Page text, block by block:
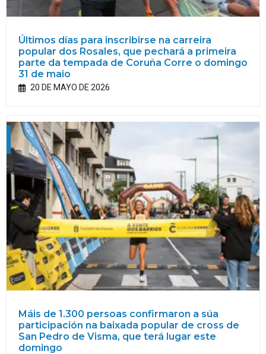
Últimos días para inscribirse na carreira
popular dos Rosales, que pechará a primeira
parte da tempada de Coruña Corre o domingo
31 de maio
20 DE MAYO DE 2026
Máis de 1.300 persoas confirmaron a súa
participación na baixada popular de cross de
San Pedro de Visma, que terá lugar este
domingo